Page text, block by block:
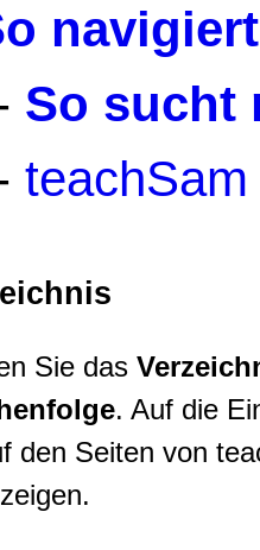
So sucht
Sie das
. Auf die
den Seiten von